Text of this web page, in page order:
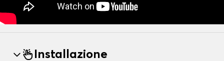
Installazione